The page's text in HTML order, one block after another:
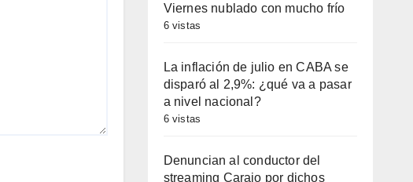
Viernes nublado con mucho frío
6 vistas
La inflación de julio en CABA se
disparó al 2,9%: ¿qué va a pasar
a nivel nacional?
6 vistas
Denuncian al conductor del
streaming Carajo por dichos